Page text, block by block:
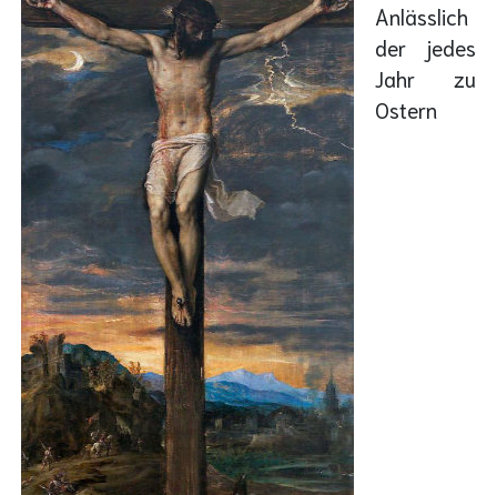
Anlässlich
der jedes
Jahr zu
Ostern